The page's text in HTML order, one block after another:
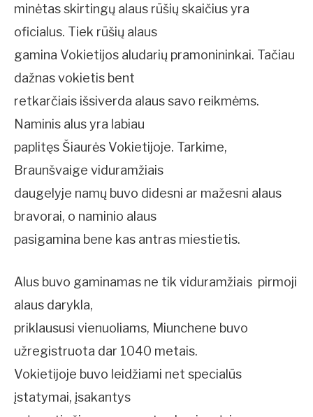
minėtas skirtingų alaus rūšių skaičius yra
oficialus. Tiek rūšių alaus
gamina Vokietijos aludarių pramonininkai. Tačiau
dažnas vokietis bent
retkarčiais išsiverda alaus savo reikmėms.
Naminis alus yra labiau
paplitęs Šiaurės Vokietijoje. Tarkime,
Braunšvaige viduramžiais
daugelyje namų buvo didesni ar mažesni alaus
bravorai, o naminio alaus
pasigamina bene kas antras miestietis.
Alus buvo gaminamas ne tik viduramžiais  pirmoji
alaus darykla,
priklaususi vienuoliams, Miunchene buvo
užregistruota dar 1040 metais.
Vokietijoje buvo leidžiami net specialūs
įstatymai, įsakantys